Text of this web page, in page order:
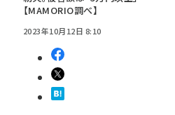
【MAMORIO調べ】
2023年10月12日 8:10